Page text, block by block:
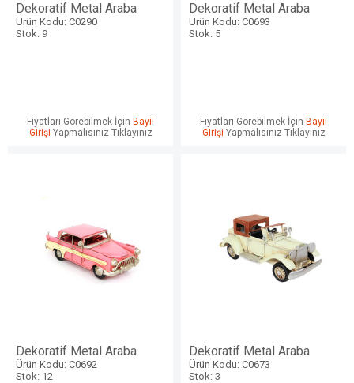
Dekoratif Metal Araba
Ürün Kodu: C0290
Stok: 9
Fiyatları Görebilmek İçin Bayii
Girişi Yapmalısınız Tıklayınız
Dekoratif Metal Araba
Ürün Kodu: C0693
Stok: 5
Fiyatları Görebilmek İçin Bayii
Girişi Yapmalısınız Tıklayınız
Dekoratif Metal Araba
Ürün Kodu: C0692
Stok: 12
Dekoratif Metal Araba
Ürün Kodu: C0673
Stok: 3